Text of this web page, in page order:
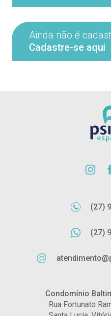
Ainda não é
Cadastre-se aqui
(27)
(27)
Condomínio
Rua Fortunato